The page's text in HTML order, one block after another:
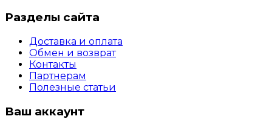
Разделы сайта
Доставка и оплата
Обмен и возврат
Контакты
Партнерам
Полезные статьи
Ваш аккаунт